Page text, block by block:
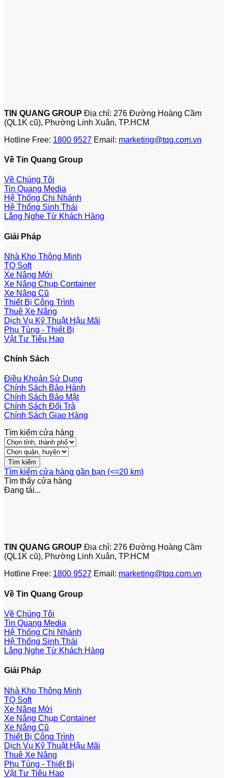
TIN QUANG GROUP Địa chỉ: 276 Đường Hoàng Cầm
(QL1K cũ), Phường Linh Xuân, TP.HCM
Hotline Free: 1800 9527 Email: marketing@tqg.com.vn
Về Tin Quang Group
Về Chúng Tôi
Tin Quang Media
Hệ Thống Chi Nhánh
Hệ Thống Sinh Thái
Lắng Nghe Từ Khách Hàng
Giải Pháp
Nhà Kho Thông Minh
TQ Soft
Xe Nâng Mới
Xe Nâng Chụp Container
Xe Nâng Cũ
Thiết Bị Công Trình
Thuê Xe Nâng
Dịch Vụ Kỹ Thuật Hậu Mãi
Phụ Tùng - Thiết Bị
Vật Tư Tiêu Hao
Chính Sách
Điều Khoản Sử Dụng
Chính Sách Bảo Hành
Chính Sách Bảo Mật
Chính Sách Đổi Trả
Chính Sách Giao Hàng
Tìm kiếm cửa hàng
Tìm kiếm cửa hàng gần bạn (<=20 km)
Tìm thấy cửa hàng
Đang tải...
TIN QUANG GROUP Địa chỉ: 276 Đường Hoàng Cầm
(QL1K cũ), Phường Linh Xuân, TP.HCM
Hotline Free: 1800 9527 Email: marketing@tqg.com.vn
Về Tin Quang Group
Về Chúng Tôi
Tin Quang Media
Hệ Thống Chi Nhánh
Hệ Thống Sinh Thái
Lắng Nghe Từ Khách Hàng
Giải Pháp
Nhà Kho Thông Minh
TQ Soft
Xe Nâng Mới
Xe Nâng Chụp Container
Xe Nâng Cũ
Thiết Bị Công Trình
Dịch Vụ Kỹ Thuật Hậu Mãi
Thuê Xe Nâng
Phụ Tùng - Thiết Bị
Vật Tư Tiêu Hao